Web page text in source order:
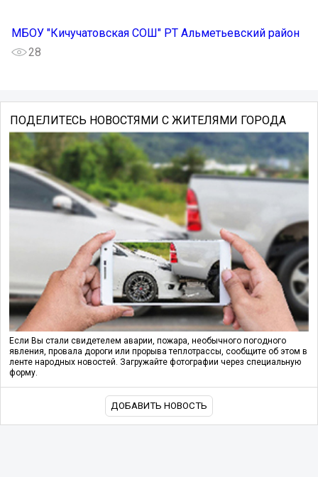
МБОУ "Кичучатовская СОШ" РТ Альметьевский район
28
ПОДЕЛИТЕСЬ НОВОСТЯМИ С ЖИТЕЛЯМИ ГОРОДА
Если Вы стали свидетелем аварии, пожара, необычного погодного
явления, провала дороги или прорыва теплотрассы, сообщите об этом в
ленте народных новостей. Загружайте фотографии через специальную
форму.
ДОБАВИТЬ НОВОСТЬ